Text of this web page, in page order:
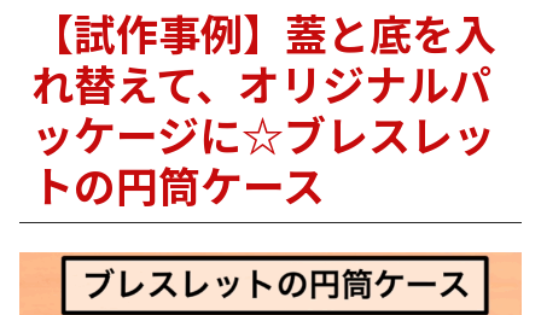
【試作事例】蓋と底を入
れ替えて、オリジナルパ
ッケージに☆ブレスレッ
トの円筒ケース